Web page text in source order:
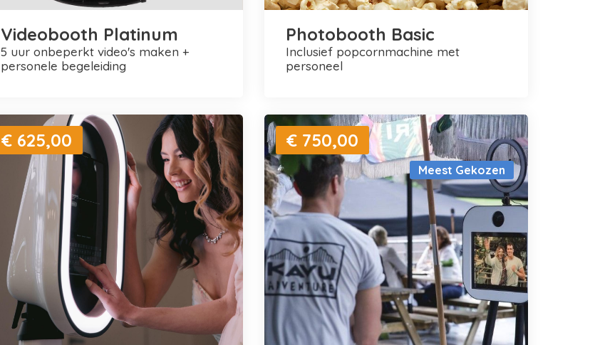
Videobooth Platinum
5 uur onbeperkt video's maken +
personele begeleiding
Photobooth Basic
inclusief popcornmachine met
personeel
€ 625,00
Meest Gekozen
€ 750,00